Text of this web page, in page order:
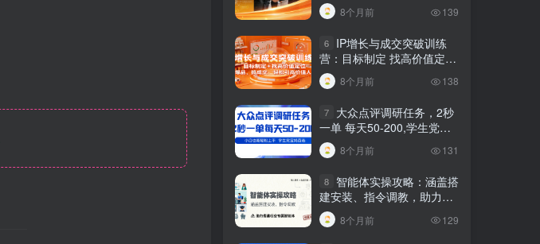
队搭建，实现持续成长稳定
变现8个月前 139
6
IP增长与成交突破训练
营：目标制定 找高价值定
位，做爆品、搞成交，轻松
引高价值人脉
8个月前 138
7
大众点评调研任务，2秒
一单 每天50-200,学生党宝
妈首选
8个月前 131
8
智能体实操攻略：涵盖搭
建安装、指令调教，助力搭
建行业专属智能体
8个月前 129